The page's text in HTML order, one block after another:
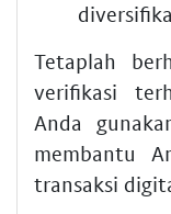
Tetaplah
verifikasi
Anda
membantu
transaksi